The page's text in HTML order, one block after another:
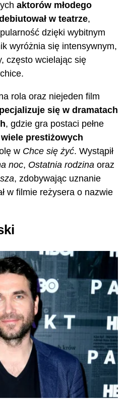
aktorów młodego
w teatrze,
dzięki wybitnym
wyróżnia się intensywnym,
często wcielając się
rola oraz niejeden film
się w dramatach
, gdzie gra postaci pełne
wiele prestiżowych
w Chce się żyć. Wystąpił
noc, Ostatnia rodzina oraz
, zdobywając uznanie
w filmie reżysera o nazwie